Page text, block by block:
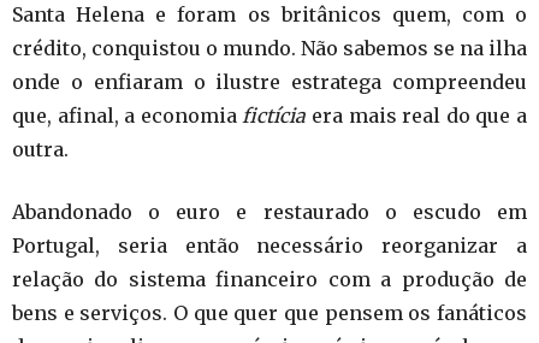
Santa Helena e foram os britânicos quem, com o
crédito, conquistou o mundo. Não sabemos se na ilha
onde o enfiaram o ilustre estratega compreendeu
que, afinal, a economia fictícia era mais real do que a
outra.
Abandonado o euro e restaurado o escudo em
Portugal, seria então necessário reorganizar a
relação do sistema financeiro com a produção de
bens e serviços. O que quer que pensem os fanáticos